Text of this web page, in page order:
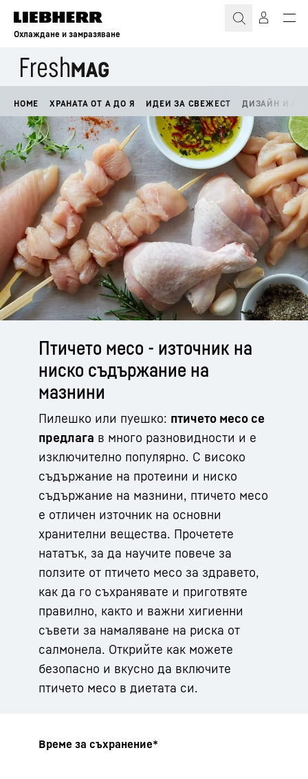
Охлаждане и замразяване
HOME ХРАНАТА ОТ А ДО Я ИДЕИ ЗА СВЕЖЕСТ ДИЗАЙН И
Птичето месо - източник на
ниско съдържание на
мазнини
Пилешко или пуешко: птичето месо се
предлага в много разновидности и е
изключително популярно. С високо
съдържание на протеини и ниско
съдържание на мазнини, птичето месо
е отличен източник на основни
хранителни вещества. Прочетете
нататък, за да научите повече за
ползите от птичето месо за здравето,
как да го съхранявате и приготвяте
правилно, както и важни хигиенни
съвети за намаляване на риска от
салмонела. Открийте как можете
безопасно и вкусно да включите
птичето месо в диетата си.
Време за съхранение*